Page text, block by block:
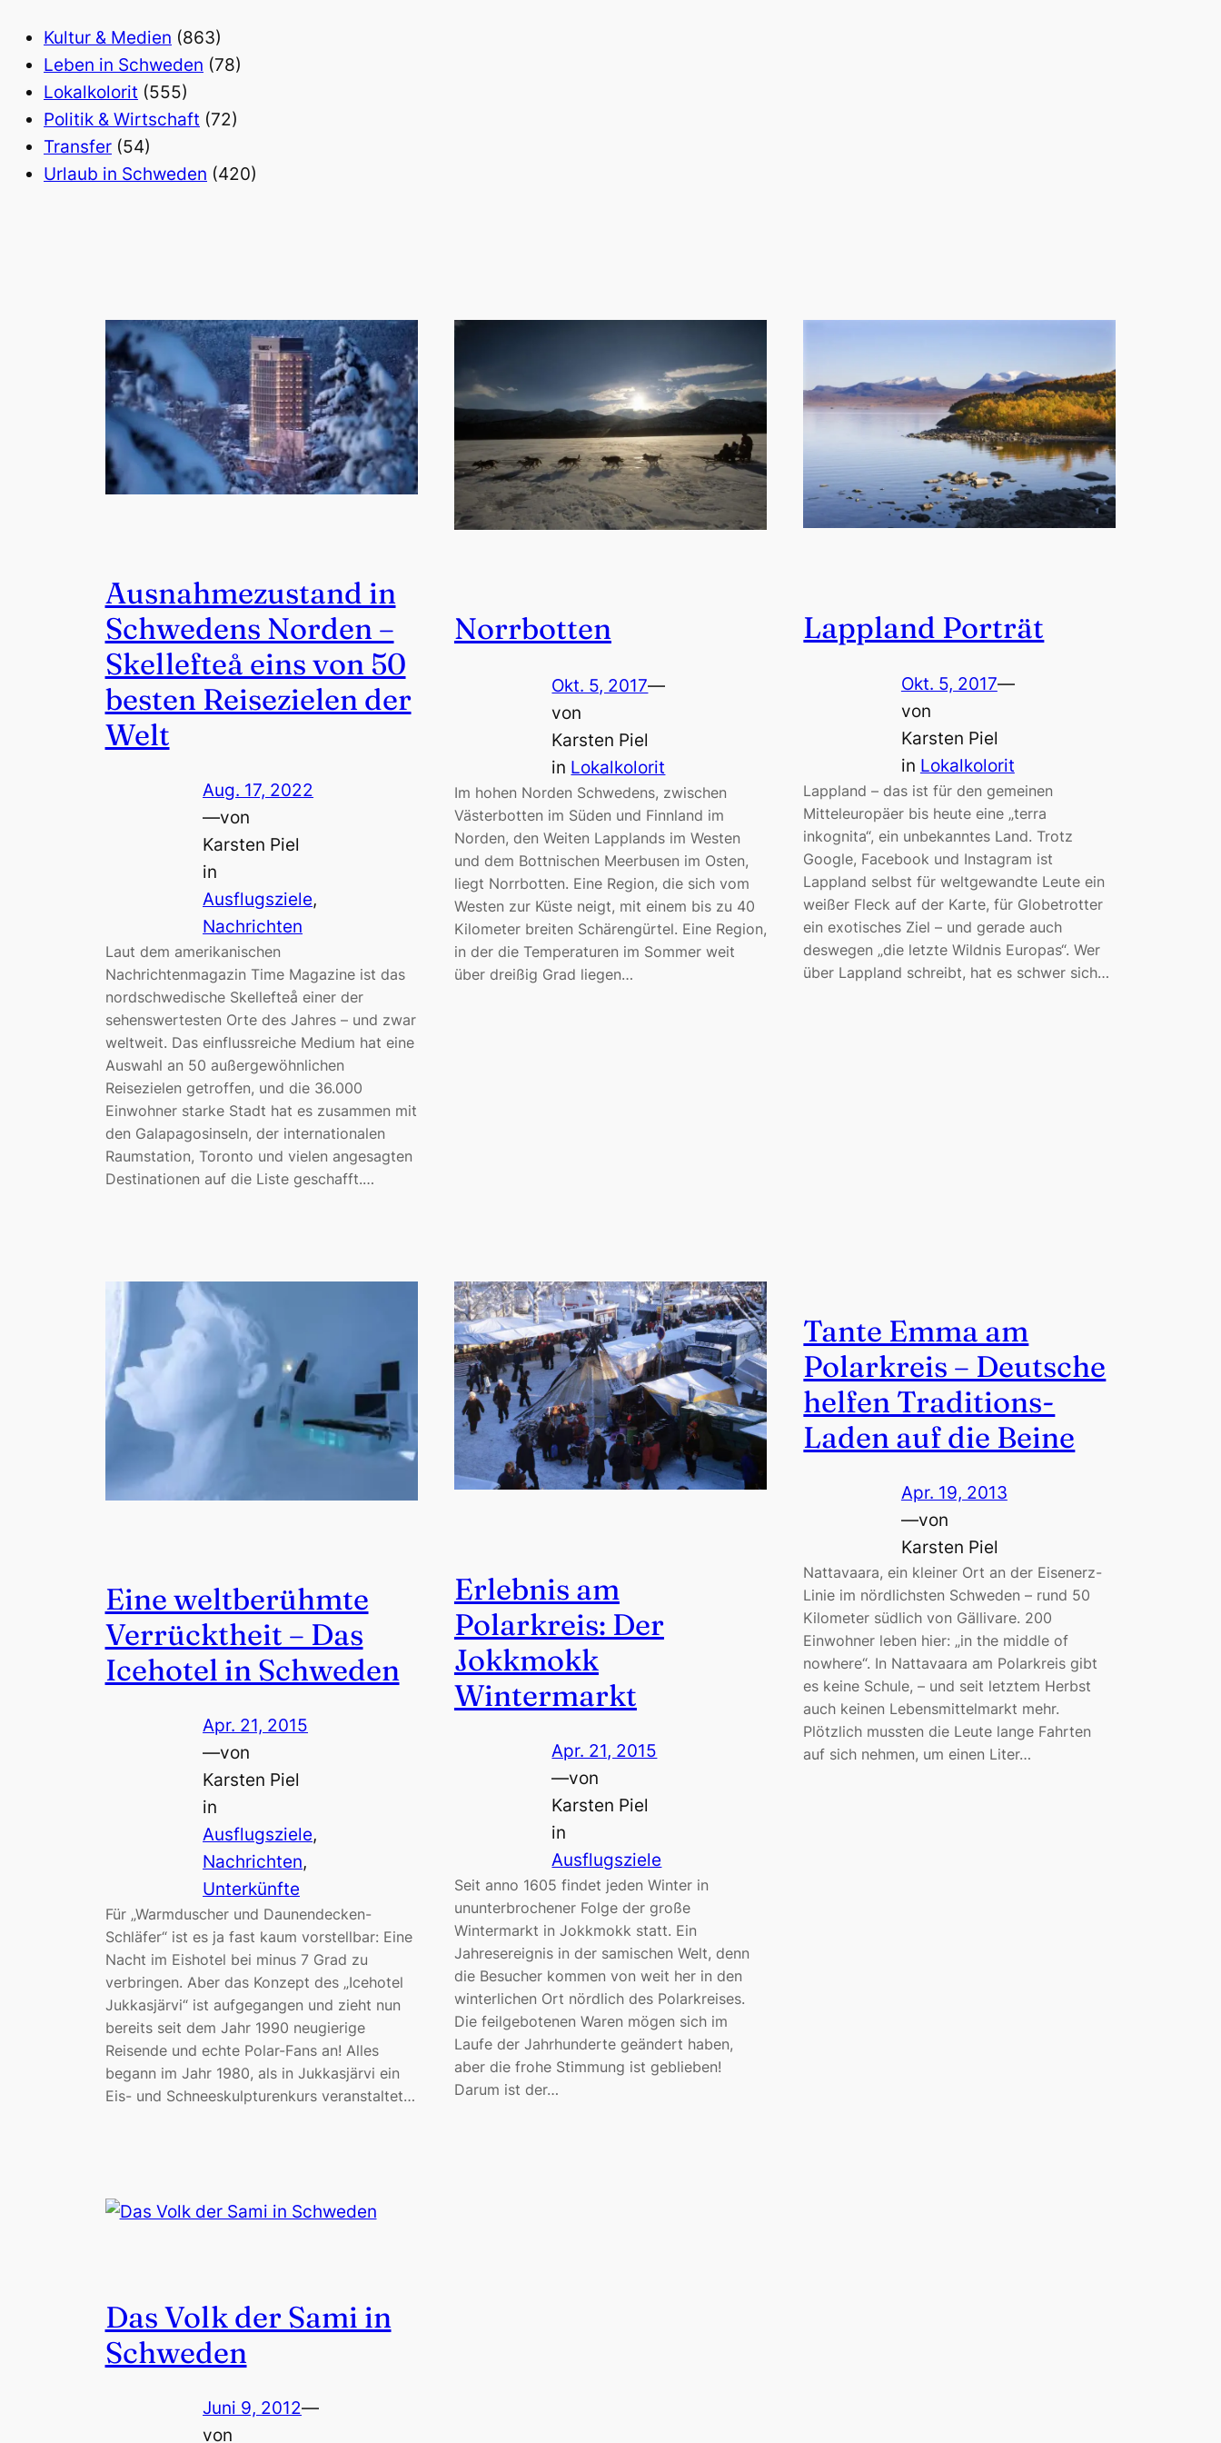
Kultur & Medien (863)
Leben in Schweden (78)
Lokalkolorit (555)
Politik & Wirtschaft (72)
Transfer (54)
Urlaub in Schweden (420)
Ausnahmezustand in
Schwedens Norden –
Skellefteå eins von 50
besten Reisezielen der
Welt
Aug. 17, 2022
—von
Karsten Piel
in
Ausflugsziele
Nachrichten
Laut dem amerikanischen
Nachrichtenmagazin Time Magazine ist das
nordschwedische Skellefteå einer der
sehenswertesten Orte des Jahres – und zwar
weltweit. Das einflussreiche Medium hat eine
Auswahl an 50 außergewöhnlichen
Reisezielen getroffen, und die 36.000
Einwohner starke Stadt hat es zusammen mit
den Galapagosinseln, der internationalen
Raumstation, Toronto und vielen angesagten
Destinationen auf die Liste geschafft.…
Norrbotten
Okt. 5, 2017—
von
Karsten Piel
in Lokalkolorit
Im hohen Norden Schwedens, zwischen
Västerbotten im Süden und Finnland im
Norden, den Weiten Lapplands im Westen
und dem Bottnischen Meerbusen im Osten,
liegt Norrbotten. Eine Region, die sich vom
Westen zur Küste neigt, mit einem bis zu 40
Kilometer breiten Schärengürtel. Eine Region,
in der die Temperaturen im Sommer weit
über dreißig Grad liegen…
Lappland Porträt
Okt. 5, 2017—
von
Karsten Piel
in Lokalkolorit
Lappland – das ist für den gemeinen
Mitteleuropäer bis heute eine „terra
inkognita“, ein unbekanntes Land. Trotz
Google, Facebook und Instagram ist
Lappland selbst für weltgewandte Leute ein
weißer Fleck auf der Karte, für Globetrotter
ein exotisches Ziel – und gerade auch
deswegen „die letzte Wildnis Europas“. Wer
über Lappland schreibt, hat es schwer sich…
Eine weltberühmte
Verrücktheit – Das
Icehotel in Schweden
Apr. 21, 2015
—von
Karsten Piel
in
Ausflugsziele
Nachrichten
Unterkünfte
Für „Warmduscher und Daunendecken-
Schläfer“ ist es ja fast kaum vorstellbar: Eine
Nacht im Eishotel bei minus 7 Grad zu
verbringen. Aber das Konzept des „Icehotel
Jukkasjärvi“ ist aufgegangen und zieht nun
bereits seit dem Jahr 1990 neugierige
Reisende und echte Polar-Fans an! Alles
begann im Jahr 1980, als in Jukkasjärvi ein
Eis- und Schneeskulpturenkurs veranstaltet…
Erlebnis am
Polarkreis: Der
Jokkmokk
Wintermarkt
Apr. 21, 2015
—von
Karsten Piel
in
Ausflugsziele
Seit anno 1605 findet jeden Winter in
ununterbrochener Folge der große
Wintermarkt in Jokkmokk statt. Ein
Jahresereignis in der samischen Welt, denn
die Besucher kommen von weit her in den
winterlichen Ort nördlich des Polarkreises.
Die feilgebotenen Waren mögen sich im
Laufe der Jahrhunderte geändert haben,
aber die frohe Stimmung ist geblieben!
Darum ist der…
Tante Emma am
Polarkreis – Deutsche
helfen Traditions-
Laden auf die Beine
Apr. 19, 2013
—von
Karsten Piel
Nattavaara, ein kleiner Ort an der Eisenerz-
Linie im nördlichsten Schweden – rund 50
Kilometer südlich von Gällivare. 200
Einwohner leben hier: „in the middle of
nowhere“. In Nattavaara am Polarkreis gibt
es keine Schule, – und seit letztem Herbst
auch keinen Lebensmittelmarkt mehr.
Plötzlich mussten die Leute lange Fahrten
auf sich nehmen, um einen Liter…
Das Volk der Sami in
Schweden
Juni 9, 2012—
von